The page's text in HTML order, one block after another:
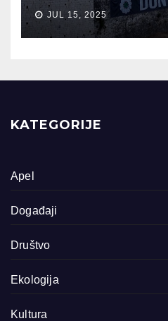
JUL 15, 2025
KATEGORIJE
Apel
Događaji
Društvo
Ekologija
Kultura